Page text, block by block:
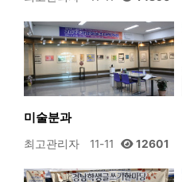
미술분과
최고관리자 11-11 12601